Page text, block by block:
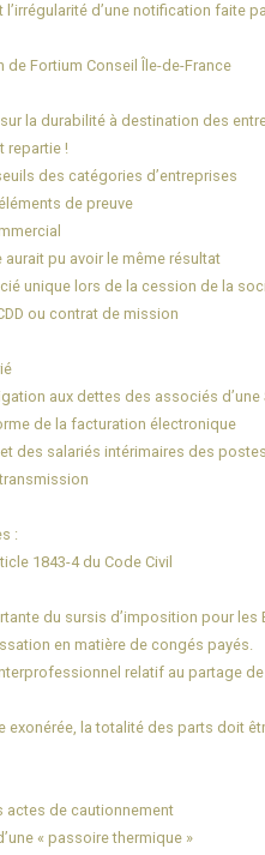
d’une notification faite
Fortium Conseil Île-de-France
la durabilité à destination des
repartie !
des catégories d’entreprises
de preuve
pu avoir le même résultat
unique lors de la cession de la
ou contrat de mission
aux dettes des associés d’une
de la facturation électronique
des salariés intérimaires des
:
1843-4 du Code Civil
du sursis d’imposition pour les
en matière de congés payés.
relatif au partage de
la totalité des parts doit
actes de cautionnement
« passoire thermique »